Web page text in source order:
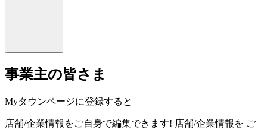
事業主の皆さま
Myタウンページに登録すると
店舗/企業情報をご自身で編集できます! 店舗/企業情報を ご